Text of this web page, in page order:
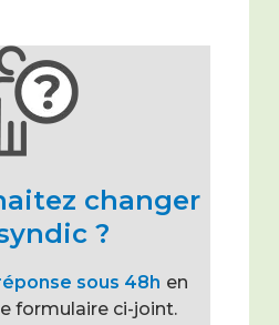
changer
?
sous 48h en
formulaire ci-joint.